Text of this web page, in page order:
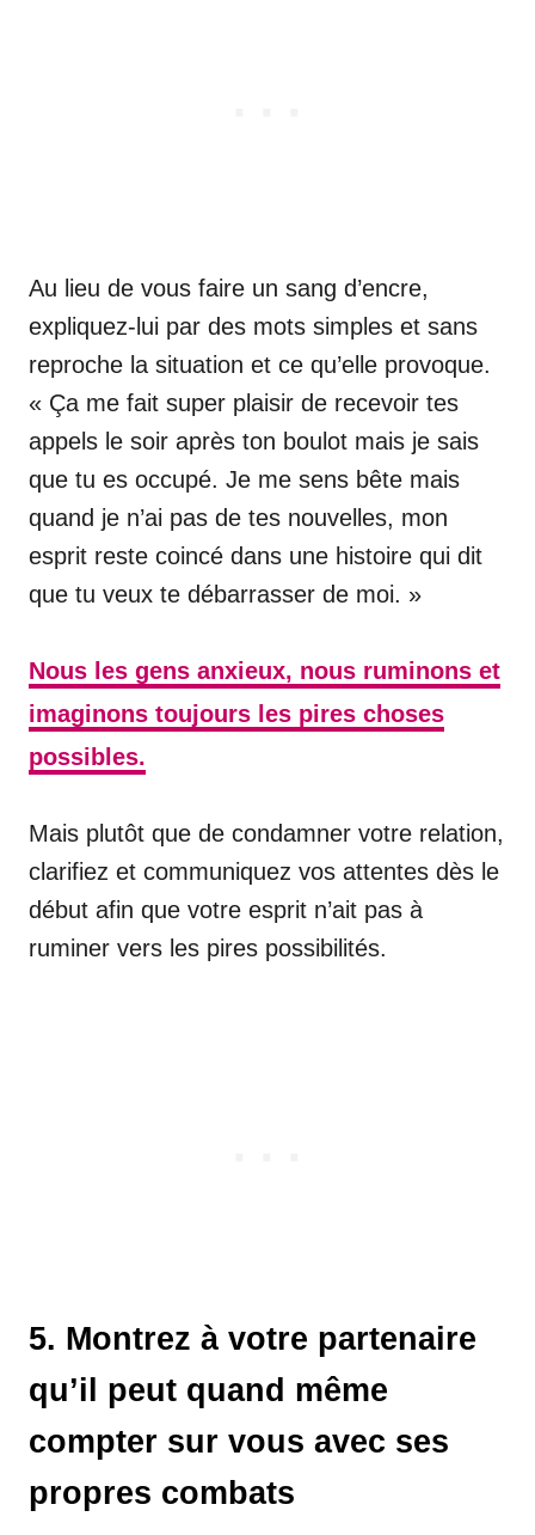
Au lieu de vous faire un sang d’encre,
expliquez-lui par des mots simples et sans
reproche la situation et ce qu’elle provoque.
« Ça me fait super plaisir de recevoir tes
appels le soir après ton boulot mais je sais
que tu es occupé. Je me sens bête mais
quand je n’ai pas de tes nouvelles, mon
esprit reste coincé dans une histoire qui dit
que tu veux te débarrasser de moi. »
Nous les gens anxieux, nous ruminons et
imaginons toujours les pires choses
possibles.
Mais plutôt que de condamner votre relation,
clarifiez et communiquez vos attentes dès le
début afin que votre esprit n’ait pas à
ruminer vers les pires possibilités.
5. Montrez à votre partenaire
qu’il peut quand même
compter sur vous avec ses
propres combats